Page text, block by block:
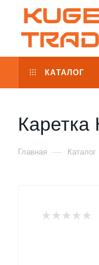
КАТАЛОГ
Каретка
Главная — Каталог